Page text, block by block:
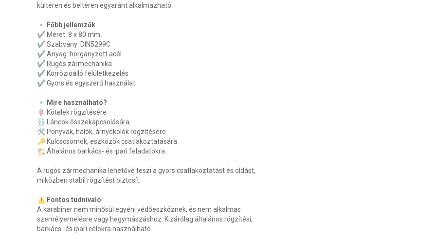
kültéren és beltéren egyaránt alkalmazható.
🔹 Főbb jellemzők
✔ Méret: 8 x 80 mm
✔ Szabvány: DIN5299C
✔ Anyag: horganyzott acél
✔ Rugós zármechanika
✔ Korrózióálló felületkezelés
✔ Gyors és egyszerű használat
🔹 Mire használható?
🪢 Kötelek rögzítésére
⛓ Láncok összekapcsolására
🛠 Ponyvák, hálók, árnyékolók rögzítésére
🔑 Kulcscsomók, eszközök csatlakoztatására
🏗 Általános barkács- és ipari feladatokra
A rugós zármechanika lehetővé teszi a gyors csatlakoztatást és oldást,
miközben stabil rögzítést biztosít.
⚠ Fontos tudnivaló
A karabiner nem minősül egyéni védőeszköznek, és nem alkalmas
személyemelésre vagy hegymászáshoz. Kizárólag általános rögzítési,
barkács- és ipari célokra használható.